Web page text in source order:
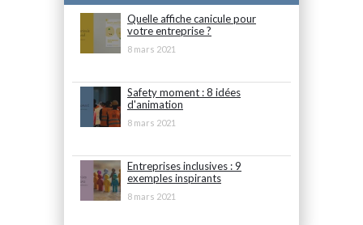
Quelle affiche canicule pour
votre entreprise ?
8 mars 2021
Safety moment : 8 idées
d'animation
8 mars 2021
Entreprises inclusives : 9
exemples inspirants
8 mars 2021